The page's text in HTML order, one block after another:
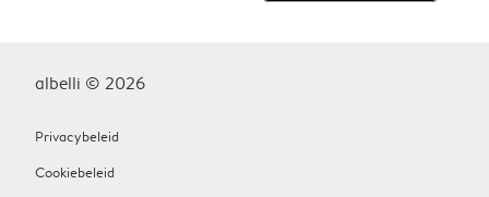
albelli © 2026
Privacybeleid
Cookiebeleid